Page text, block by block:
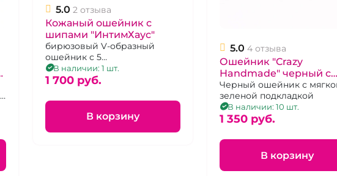
5.0 2 отзыва
Кожаный ошейник с
шипами "ИнтимХаус"
бирюзовый V-образный
ошейник с 5
хромированными шипами
В наличии: 1 шт.
1 700 pуб.
В корзину
5.0 4 отзыва
Ошейник "Crazy
Handmade" черный с
мягкой зеленой
подкладкой
Черный ошейник с
зеленой подкладкой
В наличии: 10 шт.
1 350 pуб.
В корзину